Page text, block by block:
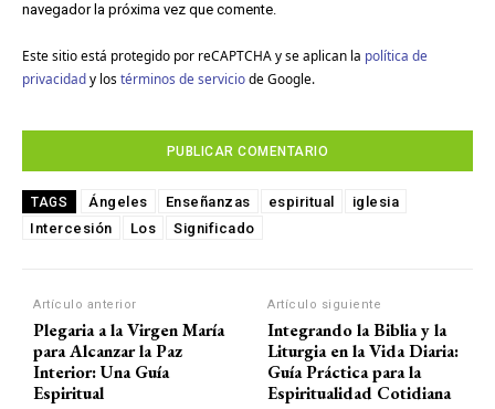
navegador la próxima vez que comente.
Este sitio está protegido por reCAPTCHA y se aplican la política de
privacidady los términos de serviciode Google.
TAGS Ángeles Enseñanzas espiritual
iglesia
Intercesión
Los Significado
Artículo anterior
Plegaria a la Virgen María
para Alcanzar la Paz
Interior: Una Guía
Espiritual
Artículo siguiente
Integrando la Biblia y la
Liturgia en la Vida Diaria:
Guía Práctica para la
Espiritualidad Cotidiana